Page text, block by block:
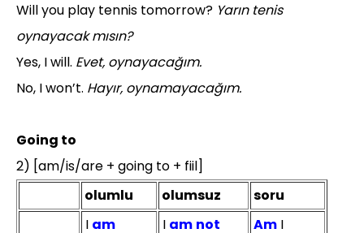
Will you play tennis tomorrow? Yarın tenis
oynayacak mısın?
Yes, I will. Evet, oynayacağım.
No, I won’t. Hayır, oynamayacağım.
Going to
2) [am/is/are + going to + fiil]
olumlu
olumsuz soru
I am
I am not
Am I